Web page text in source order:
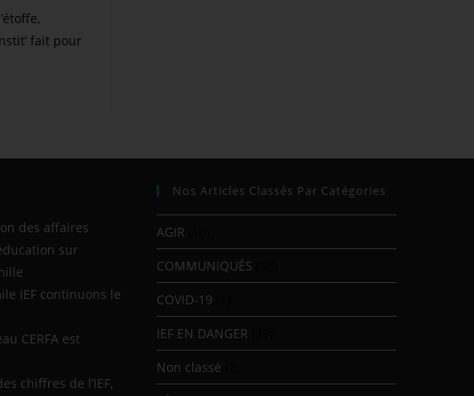
fait pour
des affaires
sur
IEF continuons le
CERFA est
chiffres de l’IEF,
Nos Articles Classés Par Catégories
AGIR
COMMUNIQUÉS
COVID-19
IEF EN DANGER
Non classé